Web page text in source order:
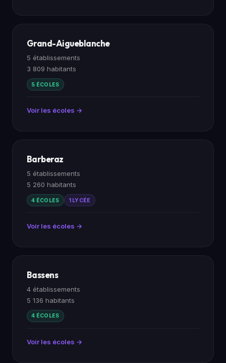
Grand-Aigueblanche
5 établissements
3 809 habitants
5 ÉCOLES
Voir les écoles →
Barberaz
5 établissements
5 260 habitants
4 ÉCOLES 1 LYCÉE
Voir les écoles →
Bassens
4 établissements
5 136 habitants
4 ÉCOLES
Voir les écoles →